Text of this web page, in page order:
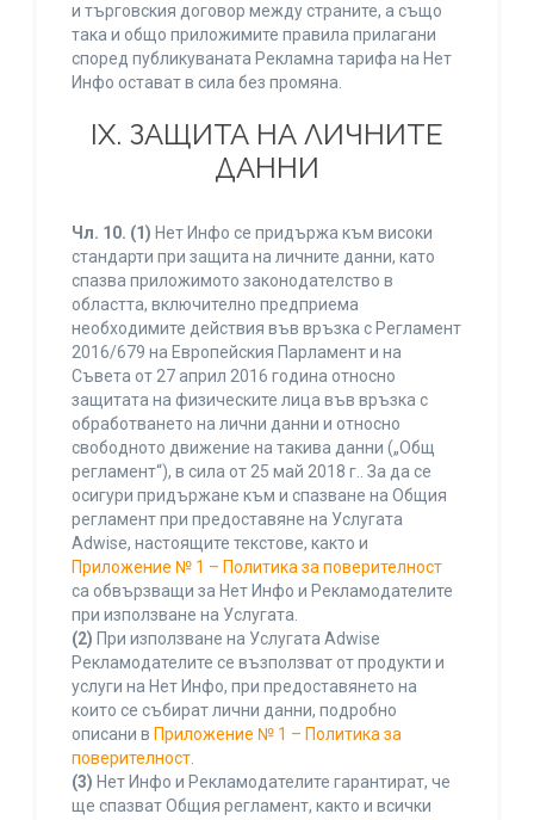
и търговския договор между страните, а също
така и общо приложимите правила прилагани
според публикуваната Рекламна тарифа на Нет
Инфо остават в сила без промяна.
IХ. ЗАЩИТА НА ЛИЧНИТЕ
ДАННИ
Чл. 10. (1) Нет Инфо се придържа към високи
стандарти при защита на личните данни, като
спазва приложимото законодателство в
областта, включително предприема
необходимите действия във връзка с Регламент
2016/679 на Европейския Парламент и на
Съвета от 27 април 2016 година относно
защитата на физическите лица във връзка с
обработването на лични данни и относно
свободното движение на такива данни („Общ
регламент“), в сила от 25 май 2018 г.. За да се
осигури придържане към и спазване на Общия
регламент при предоставяне на Услугата
Adwise, настоящите текстове, както и
Приложение № 1 – Политика за поверителност
са обвързващи за Нет Инфо и Рекламодателите
при използване на Услугата.
(2) При използване на Услугата Adwise
Рекламодателите се възползват от продукти и
услуги на Нет Инфо, при предоставянето на
които се събират лични данни, подробно
описани в Приложение № 1 – Политика за
поверителност.
(3) Нет Инфо и Рекламодателите гарантират, че
ще спазват Общия регламент, както и всички